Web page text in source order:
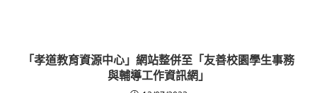
「孝道教育資源中心」網站整併至「友善校園學生事務
與輔導工作資訊網」